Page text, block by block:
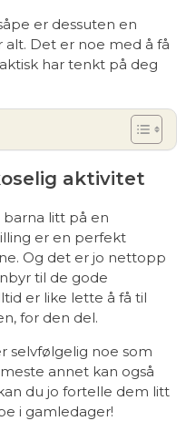
er dessuten en
Det er noe med å få
har tenkt på deg
aktivitet
barna litt på en
er en perfekt
Og det er jo nettopp
til de gode
er like lette å få til
for den del.
selvfølgelig noe som
annet kan også
du jo fortelle dem litt
i gamledager!